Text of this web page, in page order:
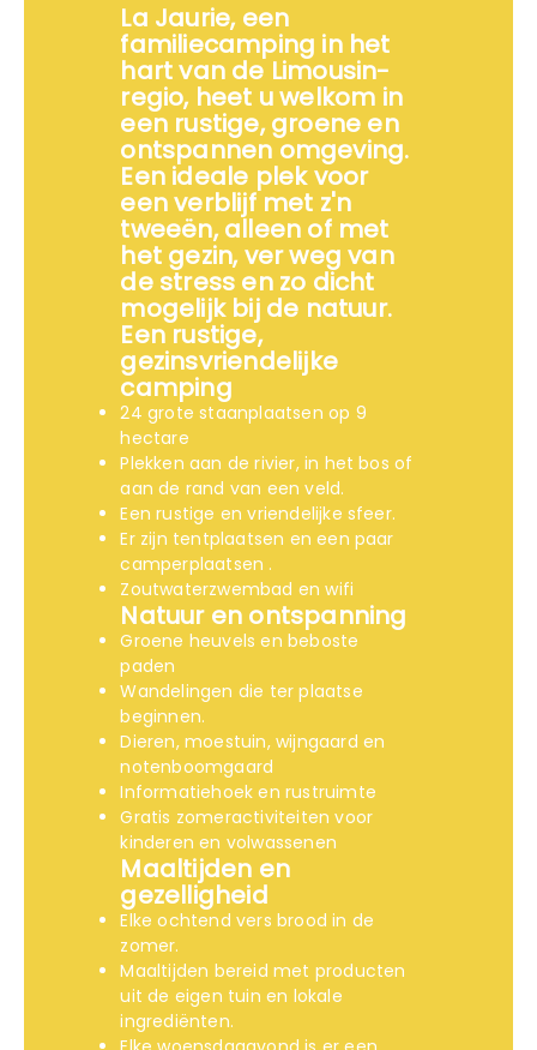
La Jaurie, een
familiecamping in het
hart van de Limousin-
regio, heet u welkom in
een rustige, groene en
ontspannen omgeving.
Een ideale plek voor
een verblijf met z'n
tweeën, alleen of met
het gezin, ver weg van
de stress en zo dicht
mogelijk bij de natuur.
Een rustige,
gezinsvriendelijke
camping
24 grote staanplaatsen op 9
hectare
Plekken aan de rivier, in het bos of
aan de rand van een veld.
Een rustige en vriendelijke sfeer.
Er zijn tentplaatsen en een paar
camperplaatsen .
Zoutwaterzwembad en wifi
Natuur en ontspanning
Groene heuvels en beboste
paden
Wandelingen die ter plaatse
beginnen.
Dieren, moestuin, wijngaard en
notenboomgaard
Informatiehoek en rustruimte
Gratis zomeractiviteiten voor
kinderen en volwassenen
Maaltijden en
gezelligheid
Elke ochtend vers brood in de
zomer.
Maaltijden bereid met producten
uit de eigen tuin en lokale
ingrediënten.